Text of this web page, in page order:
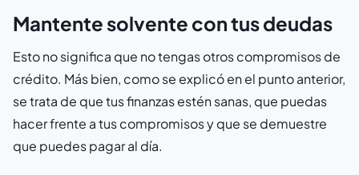
Mantente solvente con tus deudas
Esto no significa que no tengas otros compromisos de
crédito. Más bien, como se explicó en el punto anterior,
se trata de que tus finanzas estén sanas, que puedas
hacer frente a tus compromisos y que se demuestre
que puedes pagar al día.